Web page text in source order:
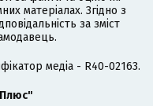
матеріалах. Згідно з
за зміст
медіа - R40-02163.